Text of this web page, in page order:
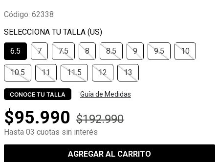
Código: 62338
6.5 7 7.5 8 8.5 9 9.5 10
10.5 11 11.5 12 13
CONOCE TU TALLA Guía de Medidas
$95.990 $192.990
Hasta 03 cuotas sin interés
AGREGAR AL CARRITO